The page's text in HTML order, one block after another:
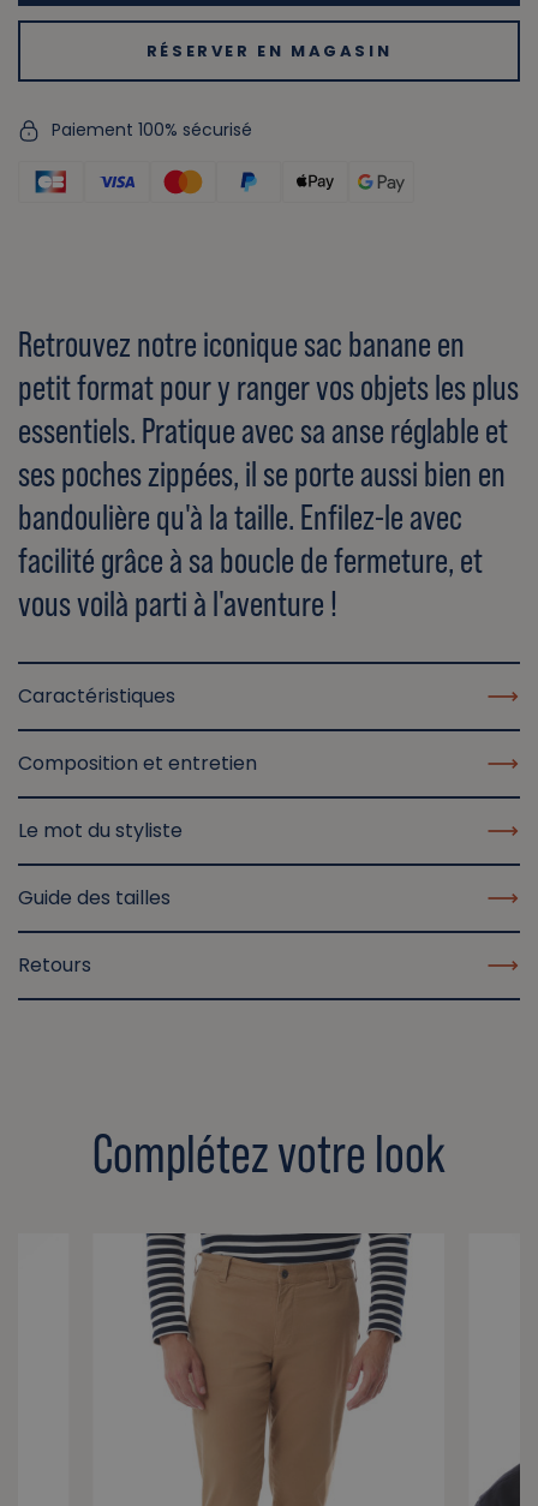
RÉSERVER EN MAGASIN
Paiement 100% sécurisé
Retrouvez notre iconique sac banane en
petit format pour y ranger vos objets les plus
essentiels. Pratique avec sa anse réglable et
ses poches zippées, il se porte aussi bien en
bandoulière qu'à la taille. Enfilez-le avec
facilité grâce à sa boucle de fermeture, et
vous voilà parti à l'aventure !
Caractéristiques
Composition et entretien
Le mot du styliste
Guide des tailles
Retours
Complétez votre look